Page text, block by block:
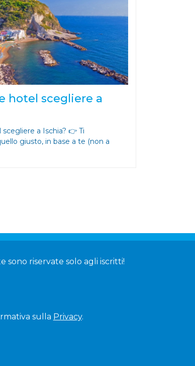
hotel scegliere a
a Ischia? 👉 Ti
giusto, in base a te (non a
sono riservate solo agli iscritti!
sulla Privacy.